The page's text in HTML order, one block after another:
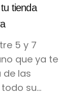
tienda
5 y 7
que ya te
de las
su...